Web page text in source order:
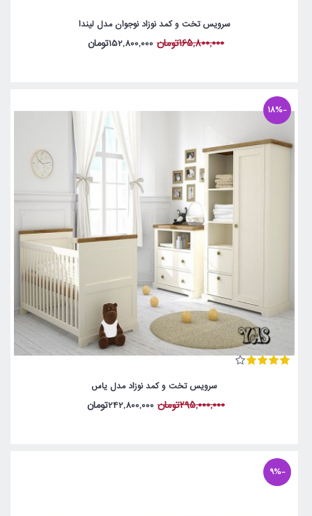
سرویس تخت و کمد نوزاد نوجوان مدل لیندا
165,800,000تومان 152,800,000تومان
-18%
سرویس تخت و کمد نوزاد مدل یاس
295,000,000تومان 242,800,000تومان
-9%